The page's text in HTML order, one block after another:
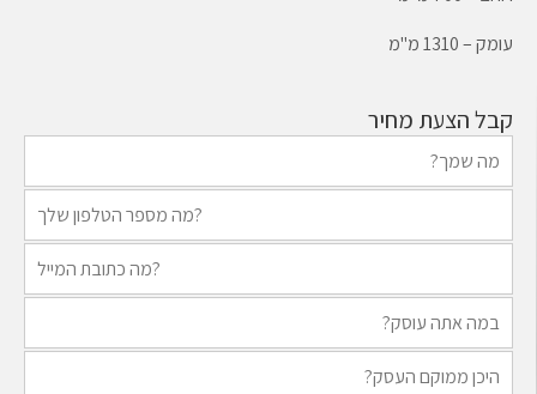
עומק – 1310 מ"מ
קבל הצעת מחיר